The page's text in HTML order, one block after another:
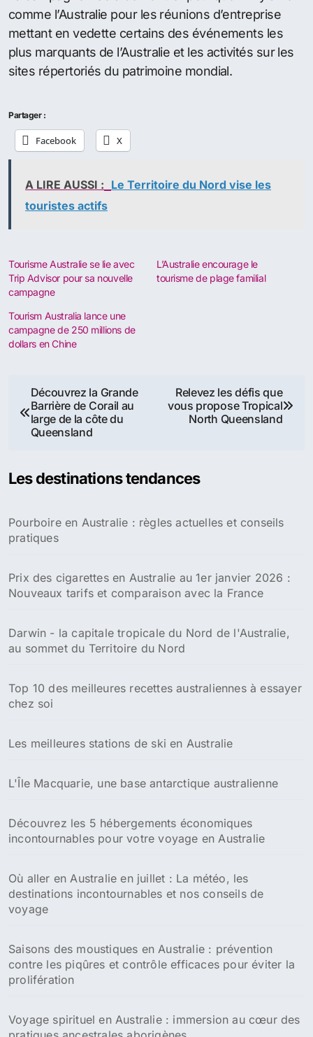
comme l’Australie pour les réunions d’entreprise
mettant en vedette certains des événements les
plus marquants de l’Australie et les activités sur les
sites répertoriés du patrimoine mondial.
Partager :
Facebook X
A LIRE AUSSI : Le Territoire du Nord vise les
touristes actifs
Tourisme Australie se lie avec
Trip Advisor pour sa nouvelle
campagne
L’Australie encourage le
tourisme de plage familial
Tourism Australia lance une
campagne de 250 millions de
dollars en Chine
Navigation
de
Découvrez la Grande
Barrière de Corail au
large de la côte du
Queensland
Relevez les défis que
vous propose Tropical
North Queensland
Les destinations tendances
Pourboire en Australie : règles actuelles et conseils
pratiques
Prix des cigarettes en Australie au 1er janvier 2026 :
Nouveaux tarifs et comparaison avec la France
Darwin - la capitale tropicale du Nord de l'Australie,
au sommet du Territoire du Nord
Top 10 des meilleures recettes australiennes à essayer
chez soi
Les meilleures stations de ski en Australie
L'Île Macquarie, une base antarctique australienne
Découvrez les 5 hébergements économiques
incontournables pour votre voyage en Australie
Où aller en Australie en juillet : La météo, les
destinations incontournables et nos conseils de
voyage
Saisons des moustiques en Australie : prévention
contre les piqûres et contrôle efficaces pour éviter la
prolifération
Voyage spirituel en Australie : immersion au cœur des